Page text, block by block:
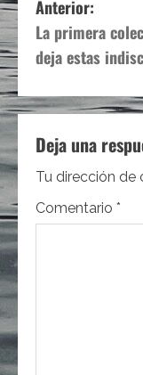
N
a
v
e
g
a
c
Anterior:
La primera
deja estas
Deja una
Tu dirección de
Comentario *